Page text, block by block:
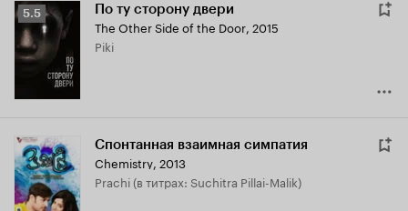
Рейтинг
Кинопоиска
5.5
5.5 По ту сторону двери
The Other Side of the Door, 2015
Piki
Спонтанная взаимная симпатия
Chemistry, 2013
Prachi (в титрах: Suchitra Pillai-Malik)